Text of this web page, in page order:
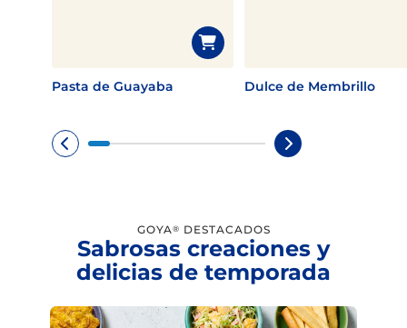
Pasta de Guayaba Dulce de Membrillo
GOYA® DESTACADOS
Sabrosas creaciones y
delicias de temporada